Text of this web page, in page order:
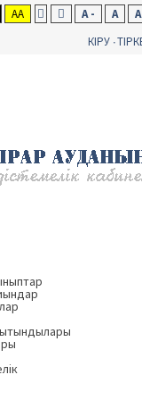
AA A - A
КІРУ